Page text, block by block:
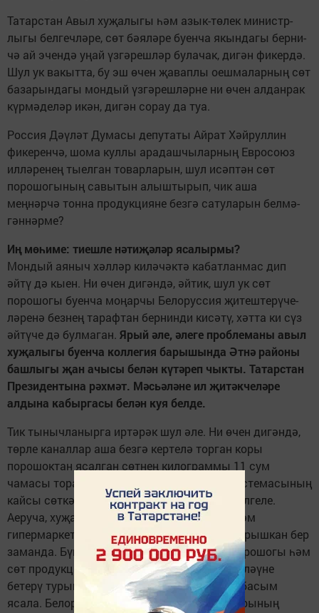
Татарстан Авыл хуҗалы­гы һәм азык-төлек министр­
лыгы белгечләре, сөт бәя­лә­ре буенча якындагы бер­ни­
чә ай эчен­дә уңай үзгә­решләр булачак, дигән фикердә.
Шул ук вакытта, бу эш өчен җаваплы оешмаларның сөт
базарындагы мондый үзгәрешләрне ни өчен алданрак
күрмәделәр икән, дигән сорау да туа.
Россия Дәүләт Думасы депутаты Айрат Хәйруллин
фикеренчә, шома куллы арадашчылар­ның Евросоюз
илләренең тыелган товарларын, шул исәп­тән сөт
порошогының савытын алыштырып, чик аша
меңнәрчә тонна продукцияне безгә сатуларын белмә­
гәннәрме?
Иң мөһиме: тиешле нәтиҗәләр ясалырмы?
Мондый аяныч хәлләр киләчәктә кабатланмас дип
әйтү дә кыен. Ни өчен ди­гәндә, әйтик, шул ук сөт
порошогы буенча моңарчы Белоруссия җитештерүче­
ләре­нә безнең тарафтан бернинди кисәтү, хәтта ки сүз
әйтүче дә булмаган. Ярый әле, әлеге проблеманы авыл
хуҗалыгы буенча коллегия барышында Әтнә районы
башлыгы җан ачысы белән күтәреп чыкты. Татарстан
Президентына рәх­мәт. Мәсьәләне ил җи­тәкчеләре
алдына кабыргасы белән куя белде.
Тик тынычланырга иртә­рәк шул әле. Ни өчен дигәндә,
төрле каналлар аша безгә кертелә торган коры
порошоктан ясалган сөтнең килограммы 11 сум
чамасы тора. Аерма - ике тапкыр. Сәүдә системасының
кайсы сөткә өстенлек бирәчәге алдан ук билгеле.
Аеруча, хуҗалары чит илдә яшәгән супер һәм
гипермаркетлар өстәмә табыш алу өчен тырышкан бер
заманда. Бүген Белоруссиядән коры сөт порошогы һәм
сөт продукцияләрен кертүне тыю түгел, чикләүне
бетерү турында төрле инстанция­ләргә зур басым
ясала. Белоруссия авыл хуҗалыгы ми­нистрының